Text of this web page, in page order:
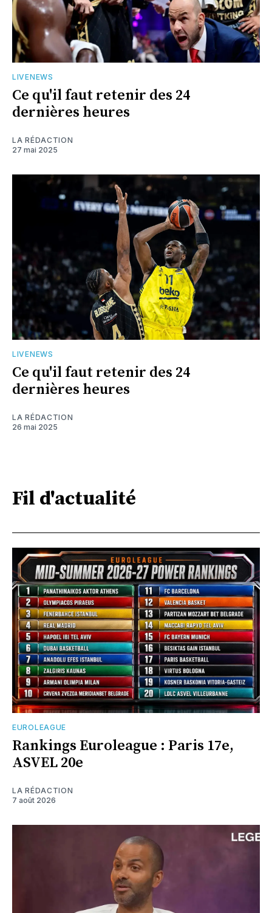
LIVENEWS
Ce qu'il faut retenir des 24
dernières heures
LA RÉDACTION
27 mai 2025
LIVENEWS
Ce qu'il faut retenir des 24
dernières heures
LA RÉDACTION
26 mai 2025
Fil d'actualité
EUROLEAGUE
Rankings Euroleague : Paris 17e,
ASVEL 20e
LA RÉDACTION
7 août 2026